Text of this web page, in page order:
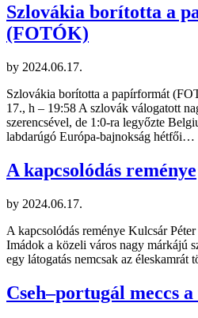
Szlovákia borította a
(FOTÓK)
by 2024.06.17.
Szlovákia borította a papírformát
17., h – 19:58 A szlovák válogatott
szerencsével, de 1:0-ra legyőzte
labdarúgó Európa-bajnokság hétfői…
A kapcsolódás reménye
by 2024.06.17.
A kapcsolódás reménye Kulcsár
Imádok a közeli város nagy márkájú
egy látogatás nemcsak az
Cseh–portugál meccs a